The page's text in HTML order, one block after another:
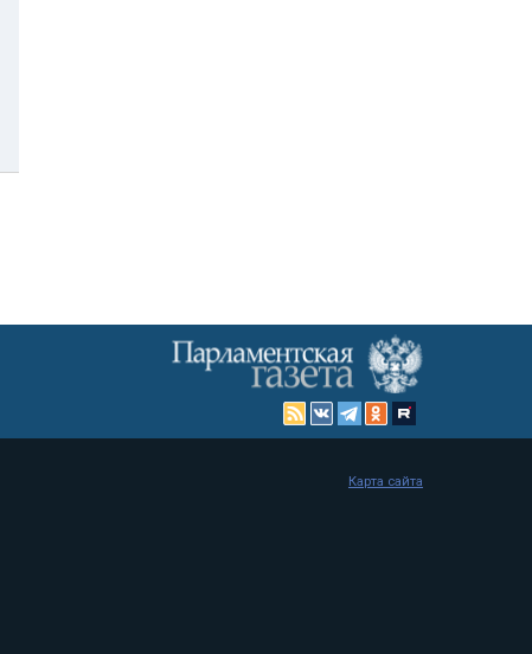
Карта сайта